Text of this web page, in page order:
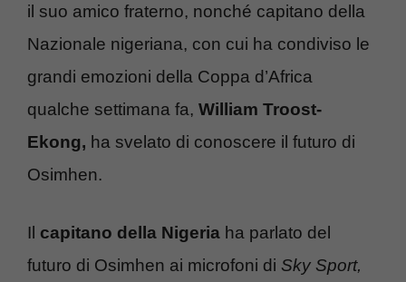
il suo amico fraterno, nonché capitano della
Nazionale nigeriana, con cui ha condiviso le
grandi emozioni della Coppa d’Africa
qualche settimana fa, William Troost-
Ekong, ha svelato di conoscere il futuro di
Osimhen.
Il capitano della Nigeria ha parlato del
futuro di Osimhen ai microfoni di Sky Sport,